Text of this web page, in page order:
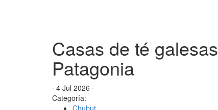
Casas de té
Patagonia
· 4 Jul 2026 ·
Categoría:
Chubut